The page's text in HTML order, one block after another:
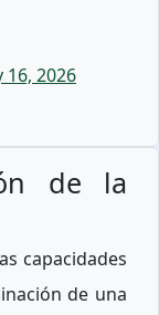
16, 2026
de la
capacidades
de una